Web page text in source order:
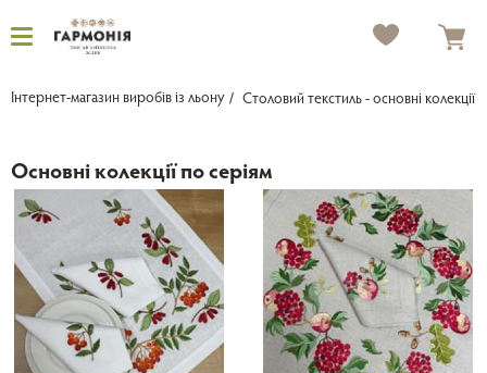
Інтернет-магазин виробів із льону Столовий текстиль - основні колекції
Основні колекції по серіям